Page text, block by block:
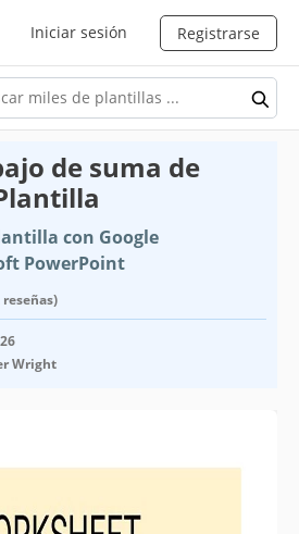
Iniciar sesión Registrarse
de suma de
con Google
PowerPoint
reseñas)
Wright